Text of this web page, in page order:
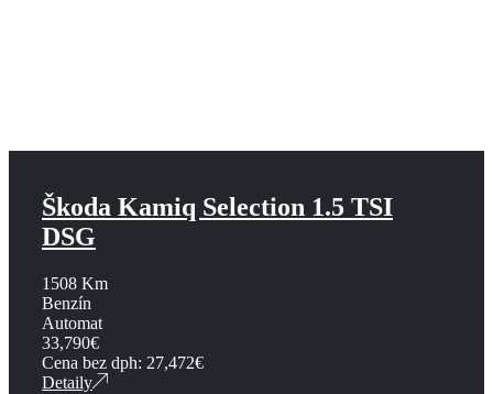
Škoda Kamiq Selection 1.5 TSI
DSG
1508 Km
Benzín
Automat
33,790€
Cena bez dph: 27,472€
Detaily